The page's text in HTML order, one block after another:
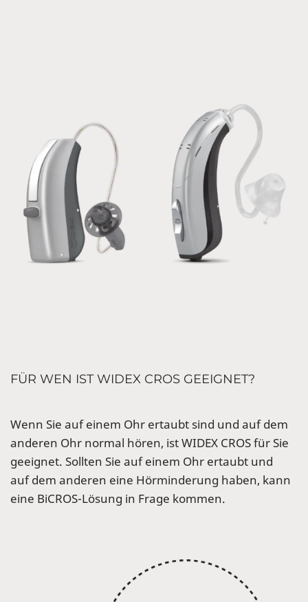
FÜR WEN IST WIDEX CROS GEEIGNET?
Wenn Sie auf einem Ohr ertaubt sind und auf dem
anderen Ohr normal hören, ist WIDEX CROS für Sie
geeignet. Sollten Sie auf einem Ohr ertaubt und
auf dem anderen eine Hörminderung haben, kann
eine BiCROS-Lösung in Frage kommen.